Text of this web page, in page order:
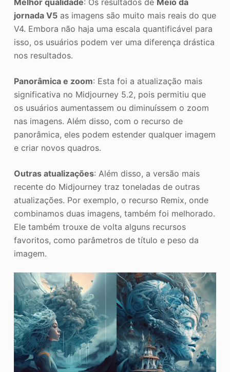
Melhor qualidade: Os resultados de Meio da
jornada V5as imagens são muito mais reais do que
V4. Embora não haja uma escala quantificável para
isso, os usuários podem ver uma diferença drástica
nos resultados.
Panorâmica e zoom: Esta foi a atualização mais
significativa no Midjourney 5.2, pois permitiu que
os usuários aumentassem ou diminuíssem o zoom
nas imagens. Além disso, com o recurso de
panorâmica, eles podem estender qualquer imagem
e criar novos quadros.
Outras atualizações: Além disso, a versão mais
recente do Midjourney traz toneladas de outras
atualizações. Por exemplo, o recurso Remix, onde
combinamos duas imagens, também foi melhorado.
Ele também trouxe de volta alguns recursos
favoritos, como parâmetros de título e peso da
imagem.